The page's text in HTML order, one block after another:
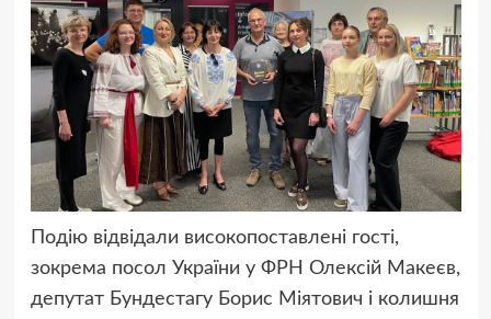
Подію відвідали високопоставлені гості,
зокрема посол України у ФРН Олексій Макеєв,
депутат Бундестагу Борис Міятович і колишня